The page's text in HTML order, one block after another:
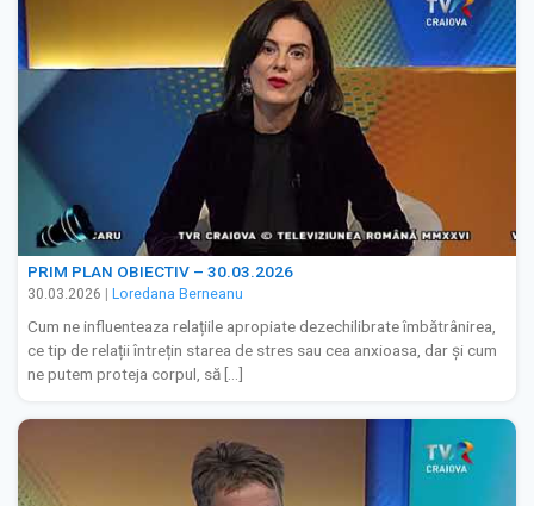
PRIM PLAN OBIECTIV – 30.03.2026
30.03.2026 Loredana Berneanu
Cum ne influenteaza relațiile apropiate dezechilibrate îmbătrânirea,
ce tip de relații întrețin starea de stres sau cea anxioasa, dar și cum
ne putem proteja corpul, să […]